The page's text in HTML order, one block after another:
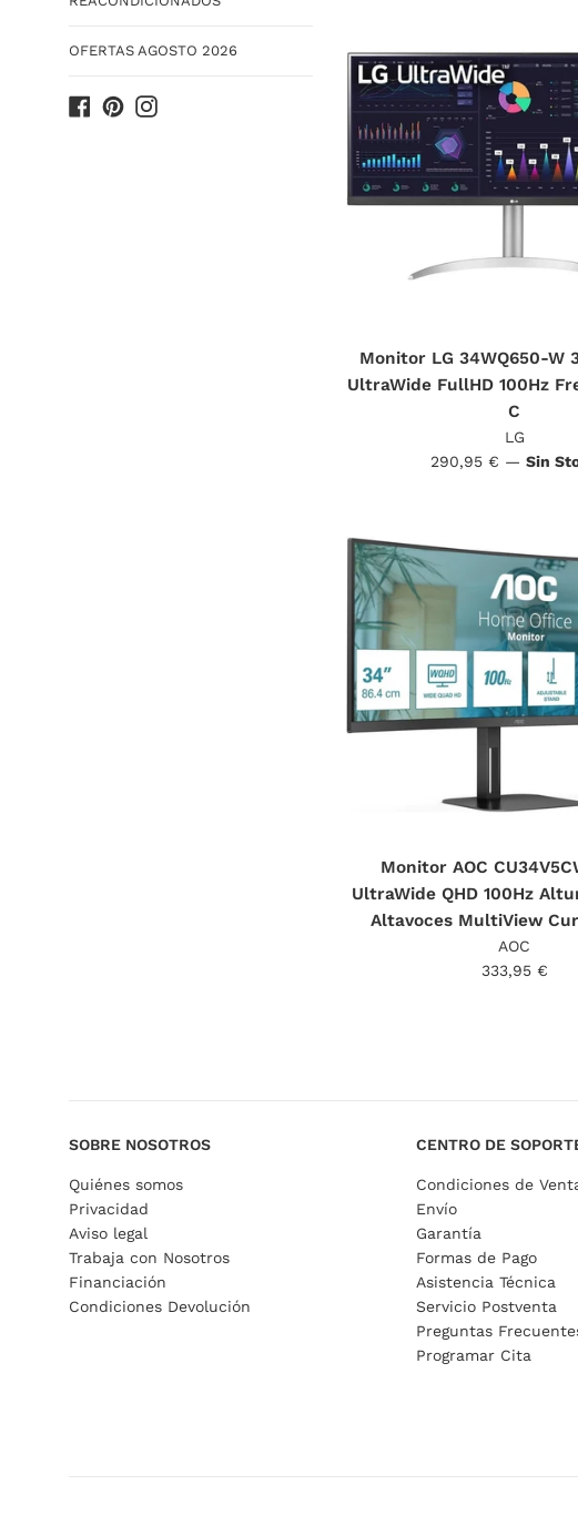
OFERTAS AGOSTO 2026
Facebook
PinterestInstagram
Monitor LG 34WQ650-W
UltraWide FullHD 100Hz
C
LG
Precio
290,95 € — Sin
Monitor AOC
UltraWide QHD 100Hz
Altavoces MultiView
AOC
Precio
333,95 €
SOBRE NOSOTROS
Quiénes somos
Privacidad
Aviso legal
Trabaja con Nosotros
Financiación
Condiciones Devolución
CENTRO DE
Condiciones de
Envío
Garantía
Formas de Pago
Asistencia Técnica
Servicio Postventa
Preguntas
Programar Cita